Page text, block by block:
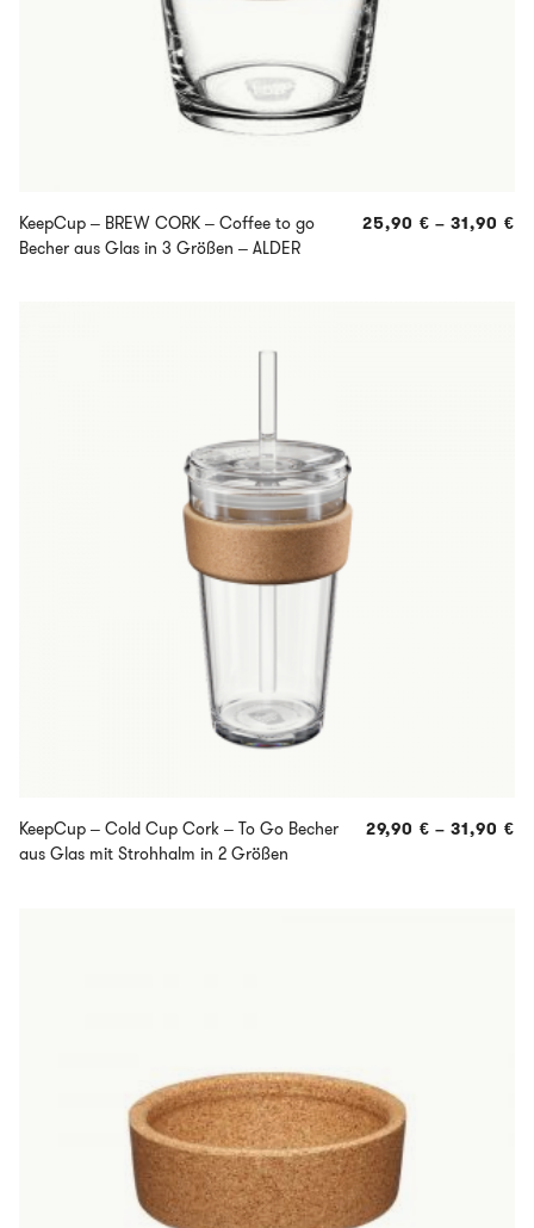
KeepCup – BREW CORK – Coffee to go
Becher aus Glas in 3 Größen – ALDER
25,90 € – 31,90 €
KeepCup – Cold Cup Cork – To Go Becher
aus Glas mit Strohhalm in 2 Größen
29,90 € – 31,90 €